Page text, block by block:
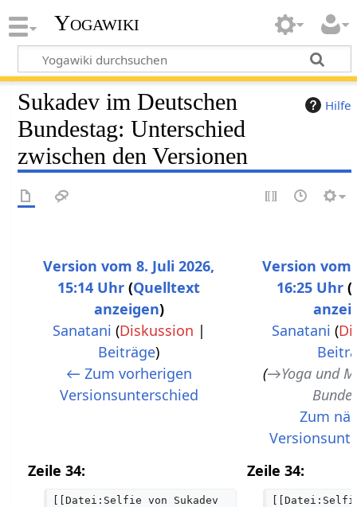
Yogawiki
Hilfe
Sukadev im Deutschen
Bundestag: Unterschied
zwischen den Versionen
Version vom 8. Juli 2026,
15:14 Uhr Quelltext
anzeigen
Sanatani (Diskussion |
Beiträge)
B
← Zum vorherigen
Versionsunterschied
Version vom
16:25 Uhr
Sanatani (
→Yoga und
Zum
Zeile 34:
Zeile 34:
[[Datei:Selfie von Sukadev